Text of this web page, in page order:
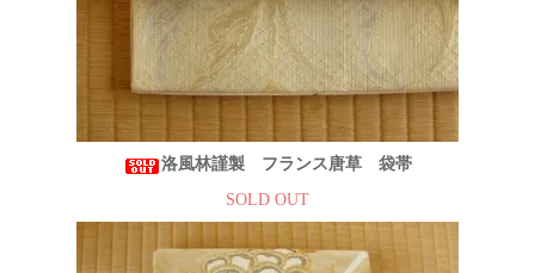
洛風林謹製 フランス唐草 袋帯
SOLD OUT